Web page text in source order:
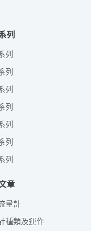
列
列
列
列
列
列
列
列
章
量計
種類及運作